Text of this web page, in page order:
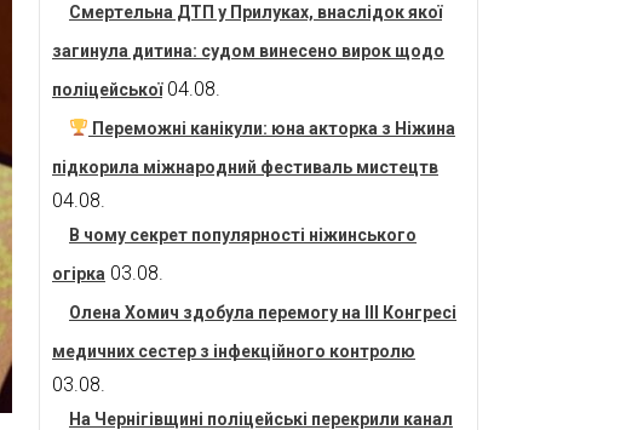
Смертельна ДТП у Прилуках, внаслідок якої
загинула дитина: судом винесено вирок щодо
поліцейської 04.08.
Переможні канікули: юна акторка з Ніжина
підкорила міжнародний фестиваль мистецтв
04.08.
В чому секрет популярності ніжинського
огірка 03.08.
Олена Хомич здобула перемогу на ІІІ Конгресі
медичних сестер з інфекційного контролю
03.08.
На Чернігівщині поліцейські перекрили канал